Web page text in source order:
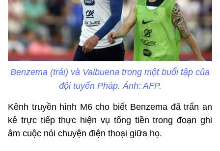
Benzema (trái) và Valbuena trong một buổi tập của
đội tuyển Pháp. Ảnh: AFP.
Kênh truyền hình M6 cho biết Benzema đã trấn an
kẻ trực tiếp thực hiện vụ tống tiền trong đoạn ghi
âm cuộc nói chuyện điện thoại giữa họ.